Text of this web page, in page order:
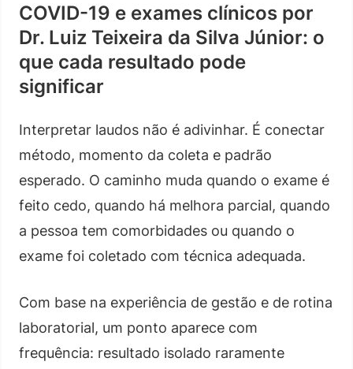
COVID-19 e exames clínicos por
Dr. Luiz Teixeira da Silva Júnior: o
que cada resultado pode
significar
Interpretar laudos não é adivinhar. É conectar
método, momento da coleta e padrão
esperado. O caminho muda quando o exame é
feito cedo, quando há melhora parcial, quando
a pessoa tem comorbidades ou quando o
exame foi coletado com técnica adequada.
Com base na experiência de gestão e de rotina
laboratorial, um ponto aparece com
frequência: resultado isolado raramente